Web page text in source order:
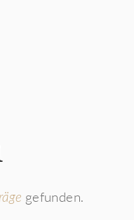
gefunden.